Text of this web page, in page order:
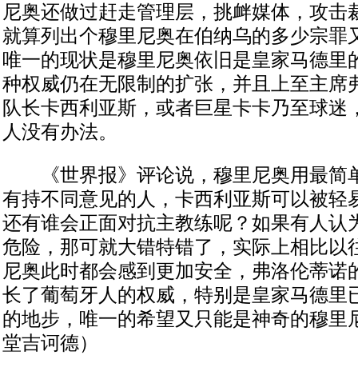
尼奥还做过赶走管理层，挑衅媒体，攻击
就算列出个穆里尼奥在伯纳乌的多少宗罪
唯一的现状是穆里尼奥依旧是皇家马德里
种权威仍在无限制的扩张，并且上至主席
队长卡西利亚斯，或者巨星卡卡乃至球迷
人没有办法。
《世界报》评论说，穆里尼奥用最简
有持不同意见的人，卡西利亚斯可以被轻
还有谁会正面对抗主教练呢？如果有人认
危险，那可就大错特错了，实际上相比以
尼奥此时都会感到更加安全，弗洛伦蒂诺
长了葡萄牙人的权威，特别是皇家马德里
的地步，唯一的希望又只能是神奇的穆里
堂吉诃德）